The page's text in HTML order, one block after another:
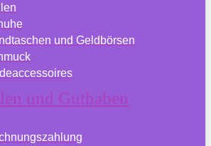
und Geldbörsen
und Guthaben